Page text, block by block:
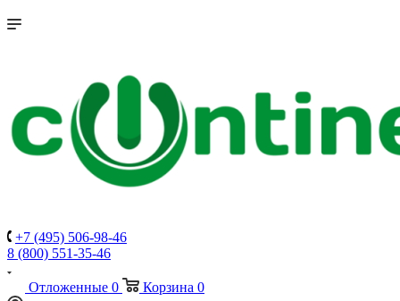
+7 (495) 506-98-46
8 (800) 551-35-46
Отложенные 0 Корзина 0